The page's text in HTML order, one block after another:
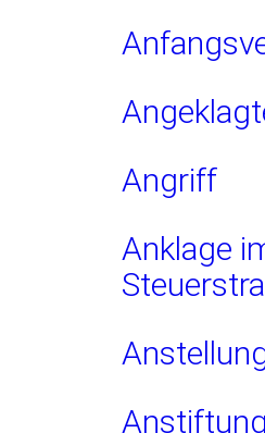
Angriff
Anklage
Anstiftung